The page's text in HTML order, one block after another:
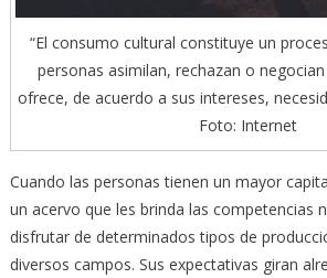
“El consumo cultural constituye un
personas asimilan, rechazan o
ofrece, de acuerdo a sus intereses,
Foto: Internet
Cuando las personas tienen un mayor
un acervo que les brinda las competencias
disfrutar de determinados tipos de
diversos campos. Sus expectativas giran